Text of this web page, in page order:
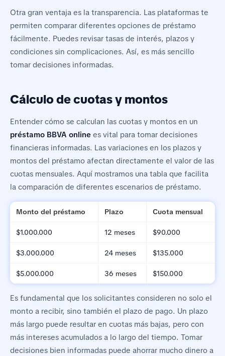
Otra gran ventaja es la transparencia. Las plataformas te
permiten comparar diferentes opciones de préstamo
fácilmente. Puedes revisar tasas de interés, plazos y
condiciones sin complicaciones. Así, es más sencillo
tomar decisiones informadas.
Cálculo de cuotas y montos
Entender cómo se calculan las cuotas y montos en un
préstamo BBVA online es vital para tomar decisiones
financieras informadas. Las variaciones en los plazos y
montos del préstamo afectan directamente el valor de las
cuotas mensuales. Aquí mostramos una tabla que facilita
la comparación de diferentes escenarios de préstamo.
Monto del préstamo Plazo Cuota mensual
$1.000.000 12 meses $90.000
$3.000.000 24 meses $135.000
$5.000.000 36 meses $150.000
Es fundamental que los solicitantes consideren no solo el
monto a recibir, sino también el plazo de pago. Un plazo
más largo puede resultar en cuotas más bajas, pero con
más intereses acumulados a lo largo del tiempo. Tomar
decisiones bien informadas puede ahorrar mucho dinero a